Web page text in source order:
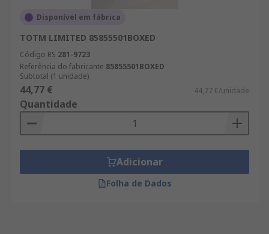
Disponível em fábrica
TOTM LIMITED 85855501BOXED
Código RS 281-9723
Referência do fabricante 85855501BOXED
Subtotal (1 unidade)
44,77 € 44,77 €/unidade
Quantidade
Adicionar
Folha de Dados